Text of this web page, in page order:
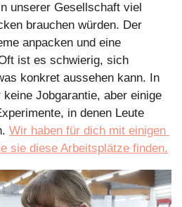
unserer Gesellschaft viel
brauchen würden. Der
anpacken und eine
ist es schwierig, sich
konkret aussehen kann. In
Jobgarantie, aber einige
in denen Leute
Wir haben für dich mit einigen
sie diese Arbeitsplätze finden.